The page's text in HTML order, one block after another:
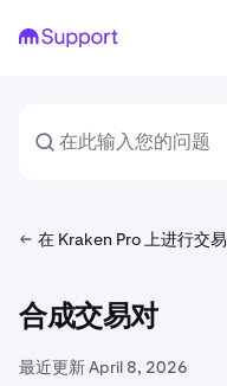
在 Kraken Pro 上进行交易
合成交易对
最近更新April 8, 2026